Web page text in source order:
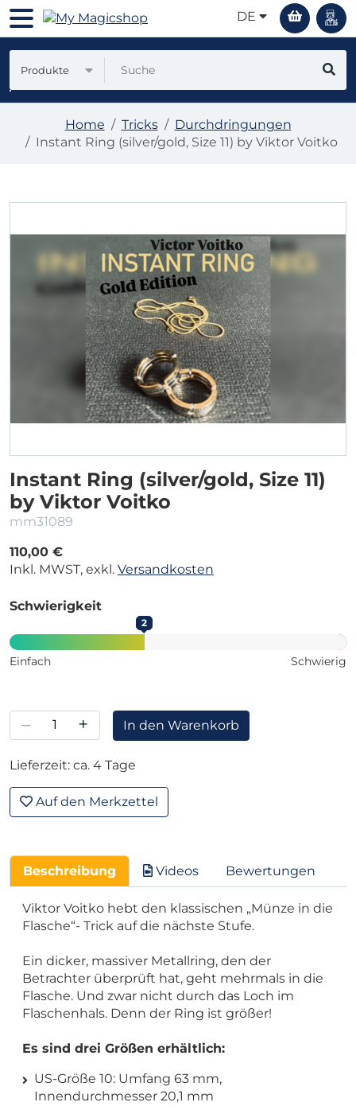
DE
Produkte
Home Tricks
Durchdringungen
Instant Ring (silver/gold, Size 11) by Viktor Voitko
Instant Ring (silver/gold, Size 11)
by Viktor Voitko
mm31089
110,00 €
Inkl. MWST, exkl. Versandkosten
Schwierigkeit
2
Einfach Schwierig
– + In den Warenkorb
Lieferzeit: ca. 4 Tage
Auf den Merkzettel
Beschreibung Videos Bewertungen
Viktor Voitko hebt den klassischen „Münze in die
Flasche“- Trick auf die nächste Stufe.
Ein dicker, massiver Metallring, den der
Betrachter überprüft hat, geht mehrmals in die
Flasche. Und zwar nicht durch das Loch im
Flaschenhals. Denn der Ring ist größer!
Es sind drei Größen erhältlich:
US-Größe 10: Umfang 63 mm,
Innendurchmesser 20,1 mm